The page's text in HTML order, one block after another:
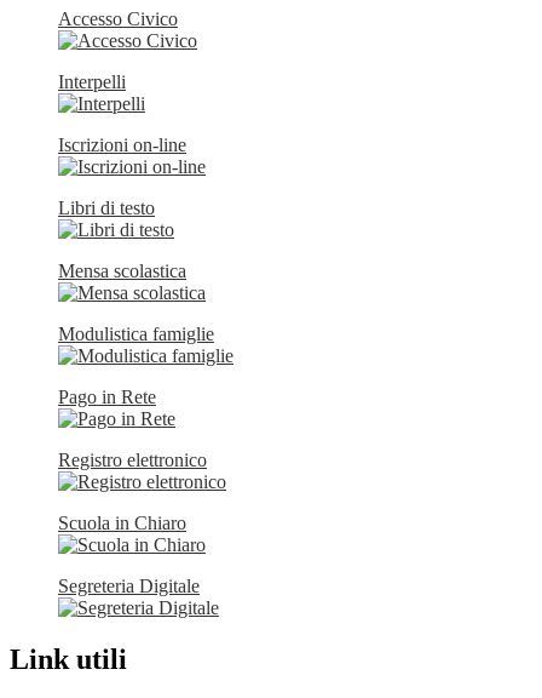
Accesso Civico
Interpelli
Iscrizioni on-line
Libri di testo
Mensa scolastica
Modulistica famiglie
Pago in Rete
Registro elettronico
Scuola in Chiaro
Segreteria Digitale
Link utili